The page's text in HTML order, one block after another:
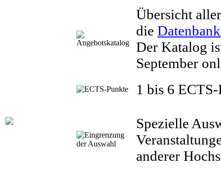
Übersicht
die
Der Katalog
September
1 bis 6
Spezielle
anderer